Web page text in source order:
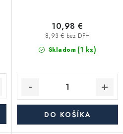
Skladom (1 ks)
8,93 € bez DPH
10,98 €
DO KOŠÍKA